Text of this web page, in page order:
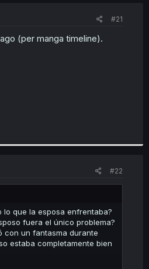
#21
(per manga timeline).
#22
que la esposa enfrentaba?
fuera el único problema?
con un fantasma durante
estaba completamente bien